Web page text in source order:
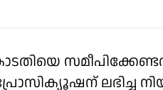
ലഭിച്ച